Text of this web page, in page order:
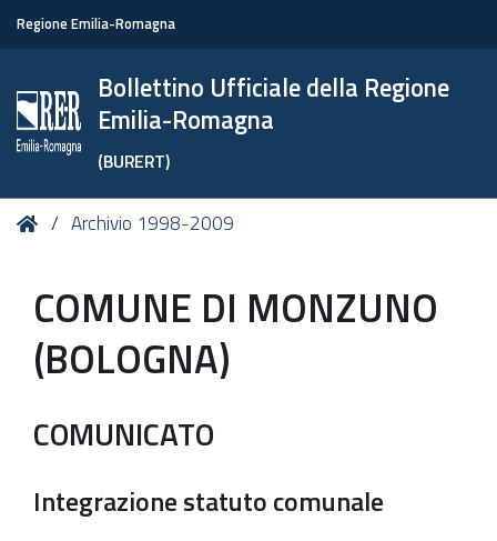
Regione Emilia-Romagna
Bollettino Ufficiale della Regione
Emilia-Romagna
(BURERT)
Tu HomeArchivio 1998-2009
COMUNE DI MONZUNO
(BOLOGNA)
COMUNICATO
Integrazione statuto comunale